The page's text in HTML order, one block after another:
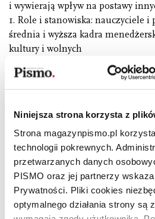
Niniejsza strona korzysta z
Strona magazynpismo.pl
technologii pokrewnych.
przetwarzanych danych
PISMO oraz jej partnerzy
Prywatności. Pliki cookies
optymalnego działania strony są
i wywierają wpływ na postawy
1. Role i stanowiska: nauczyciele i
średnia i wyższa kadra
kultury i wolnych
zawodów (jak prawnicy, lekarze,
aktywiści społeczni i liderzy
2. Wiek: 25-50. Osoby, które są
polityki, nauki i technologii,
społecznego). Poświęcają czas na
czytają prasę i książki.
3. Wykształcenie: wyższe.
miasta.
OFERTA DLA